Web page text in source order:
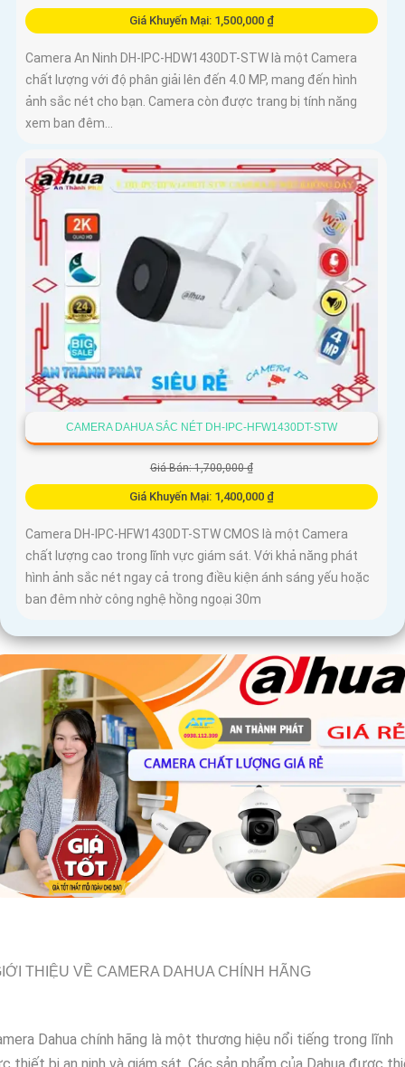
Giá Khuyến Mại: 1,500,000 ₫
Camera An Ninh DH-IPC-HDW1430DT-STW là một Camera
chất lượng với độ phân giải lên đến 4.0 MP, mang đến hình
ảnh sắc nét cho bạn. Camera còn được trang bị tính năng
xem ban đêm...
CAMERA DAHUA SẮC NÉT DH-IPC-HFW1430DT-STW
Giá Bán: 1,700,000 ₫
Giá Khuyến Mại: 1,400,000 ₫
Camera DH-IPC-HFW1430DT-STW CMOS là một Camera
chất lượng cao trong lĩnh vực giám sát. Với khả năng phát
hình ảnh sắc nét ngay cả trong điều kiện ánh sáng yếu hoặc
ban đêm nhờ công nghệ hồng ngoại 30m
THIỆU VỀ CAMERA DAHUA CHÍNH HÃNG
Dahua chính hãng là một thương hiệu nổi tiếng trong lĩnh
thiết bị an ninh và giám sát. Các sản phẩm của Dahua được